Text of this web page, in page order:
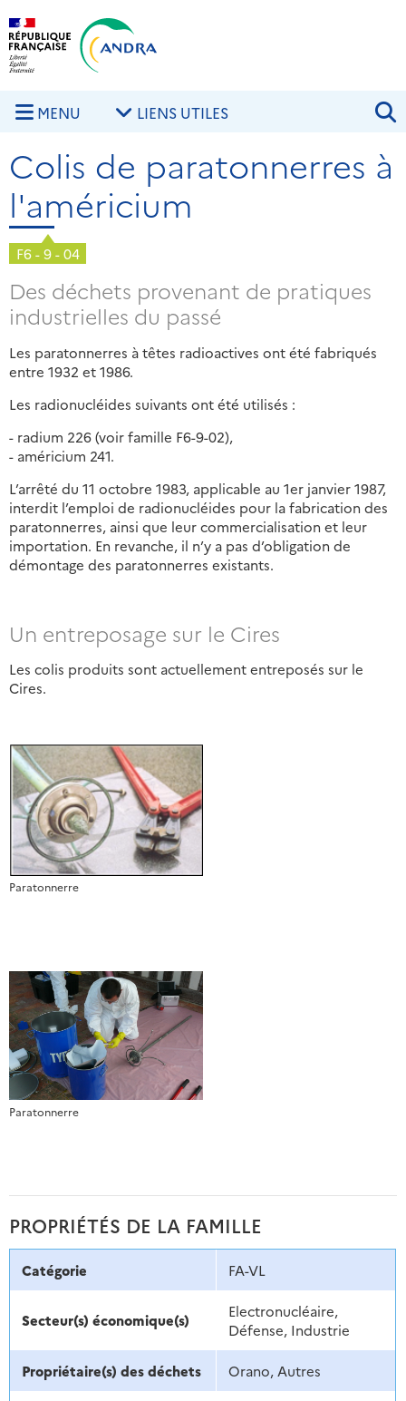
Aller au contenu principal
MENU LIENS UTILES
Colis de paratonnerres à
l'américium
F6 - 9 - 04
Des déchets provenant de pratiques
industrielles du passé
Les paratonnerres à têtes radioactives ont été fabriqués
entre 1932 et 1986.
Les radionucléides suivants ont été utilisés :
- radium 226 (voir famille F6-9-02),
- américium 241.
L’arrêté du 11 octobre 1983, applicable au 1er janvier 1987,
interdit l’emploi de radionucléides pour la fabrication des
paratonnerres, ainsi que leur commercialisation et leur
importation. En revanche, il n’y a pas d’obligation de
démontage des paratonnerres existants.
Un entreposage sur le Cires
Les colis produits sont actuellement entreposés sur le
Cires.
Paratonnerre
Paratonnerre
PROPRIÉTÉS DE LA FAMILLE
Catégorie FA-VL
Secteur(s) économique(s)
Electronucléaire,
Défense, Industrie
Propriétaire(s) des déchets Orano, Autres